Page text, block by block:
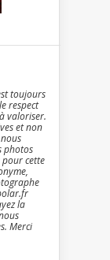
toujours
respect
valoriser.
et non
photos
pour cette
la
Merci